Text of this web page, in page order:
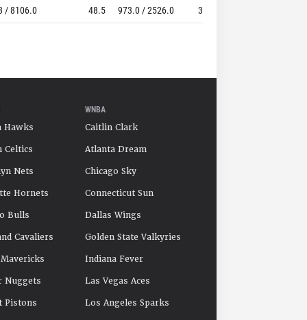
/ 8106.0 48.5 973.0 / 2526.0 38.5
Hawks
Celtics
Nets
Hornets
Bulls
Cavaliers
Nuggets
Pistons
WNBA
Caitlin Clark
Atlanta Dream
Chicago Sky
Connecticut Sun
Dallas Wings
Golden State Valkyries
Indiana Fever
Las Vegas Aces
Los Angeles Sparks